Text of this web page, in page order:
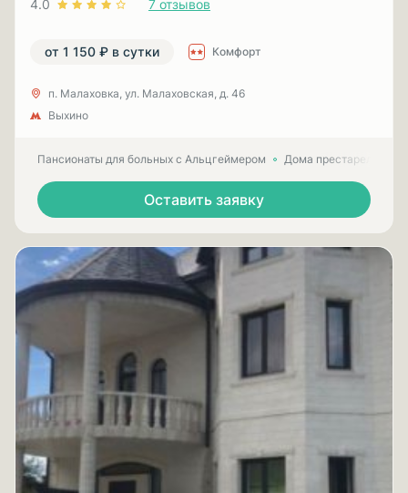
4.0 7 отзывов
от 1 150 ₽ в сутки Комфорт
п. Малаховка, ул. Малаховская, д. 46
Выхино
Пансионаты для больных с Альцгеймером Дома престарелых
Оставить заявку